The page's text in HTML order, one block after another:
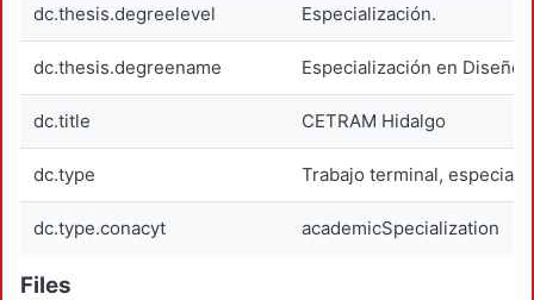
dc.thesis.degreelevel Especialización.
dc.thesis.degreename Especialización en Diseño
dc.title CETRAM Hidalgo
dc.type Trabajo terminal,
dc.type.conacyt academicSpecialization
Files